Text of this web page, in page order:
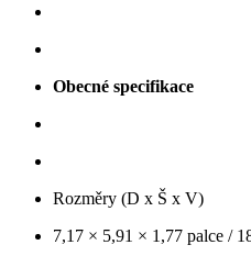
Obecné specifikace
Rozměry (D x Š x V)
7,17 × 5,91 × 1,77 palce /